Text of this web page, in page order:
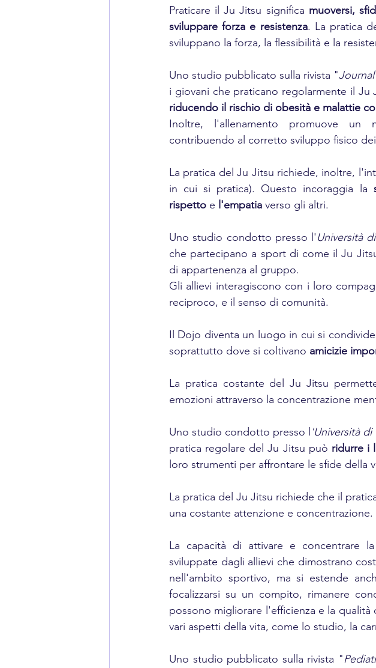
Praticare il Ju Jitsu significa muoversi,
sviluppare forza e resistenza. La pratica
sviluppano la forza, la flessibilità e la
Uno studio pubblicato sulla rivista "
i giovani che praticano regolarmente il Ju
riducendo il rischio di obesità e malattie
Inoltre, l'allenamento promuove un
contribuendo al corretto sviluppo fisico
La pratica del Ju Jitsu richiede, inoltre,
in cui si pratica). Questo incoraggia la
rispetto e l'empatia verso gli altri.
Uno studio condotto presso l'Università
che partecipano a sport di come il Ju
di appartenenza al gruppo.
Gli allievi interagiscono con i loro
reciproco, e il senso di comunità.
Il Dojo diventa un luogo in cui si
soprattutto dove si coltivano amicizie
La pratica costante del Ju Jitsu
emozioni attraverso la concentrazione
Uno studio condotto presso l 'Università
pratica regolare del Ju Jitsu può ridurre i
loro strumenti per affrontare le sfide della
La pratica del Ju Jitsu richiede che il
una costante attenzione e concentrazione.
La capacità di attivare e concentrare
sviluppate dagli allievi che dimostrano
nell'ambito sportivo, ma si estende
focalizzarsi su un compito, rimanere
possono migliorare l'efficienza e la
vari aspetti della vita, come lo studio, la
Uno studio pubblicato sulla rivista "